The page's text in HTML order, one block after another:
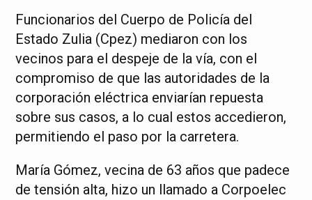
Funcionarios del Cuerpo de Policía del
Estado Zulia (Cpez) mediaron con los
vecinos para el despeje de la vía, con el
compromiso de que las autoridades de la
corporación eléctrica enviarían repuesta
sobre sus casos, a lo cual estos accedieron,
permitiendo el paso por la carretera.
María Gómez, vecina de 63 años que padece
de tensión alta, hizo un llamado a Corpoelec